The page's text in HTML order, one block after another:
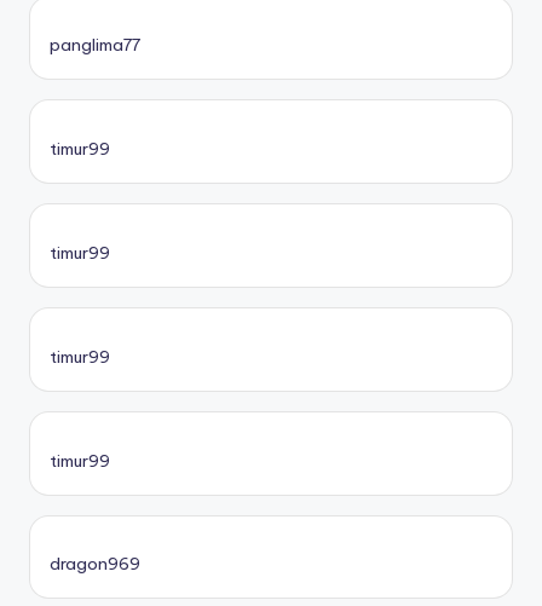
panglima77
timur99
timur99
timur99
timur99
dragon969